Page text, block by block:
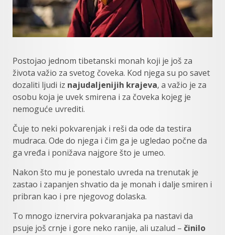
Postojao jednom tibetanski monah koji je još za
života važio za svetog čoveka. Kod njega su po savet
dozaliti ljudi iz najudaljenijih krajeva, a važio je za
osobu koja je uvek smirena i za čoveka kojeg je
nemoguće uvrediti.
Čuje to neki pokvarenjak i reši da ode da testira
mudraca. Ode do njega i čim ga je ugledao počne da
ga vređa i ponižava najgore što je umeo.
Nakon što mu je ponestalo uvreda na trenutak je
zastao i zapanjen shvatio da je monah i dalje smiren i
pribran kao i pre njegovog dolaska.
To mnogo iznervira pokvaranjaka pa nastavi da
psuje još crnje i gore neko ranije, ali uzalud – činilo